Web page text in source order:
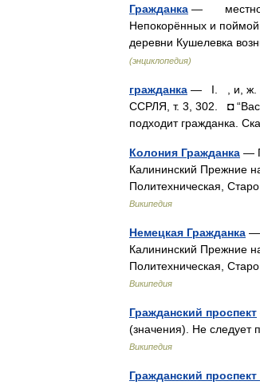
Гражданка —
Непокорённых и поймой
деревни Кушелевка
(энциклопедия)
гражданка — I. , и, ж.
ССРЛЯ, т. 3, 302. ◘ “Вас
подходит гражданка.
Колония Гражданка —
Калининский Прежние
Политехническая,
Википедия
Немецкая Гражданка —
Калининский Прежние
Политехническая,
Википедия
Гражданский проспект
(значения). Не следует
Википедия
Гражданский